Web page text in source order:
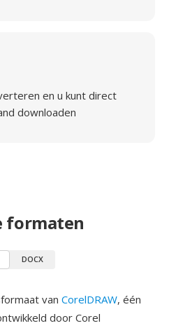
en u kunt direct
downloaden
formaten
DOCX
van CorelDRAW, één
door Corel